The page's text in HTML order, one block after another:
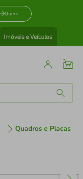
Quero
Imóveis e Veículos
Quadros e Placas